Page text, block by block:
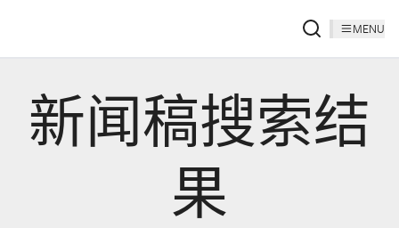
MENU
新闻稿搜索结
果